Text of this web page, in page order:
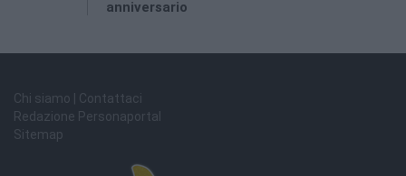
anniversario
Chi siamo | Contattaci
Redazione Personaportal
Sitemap